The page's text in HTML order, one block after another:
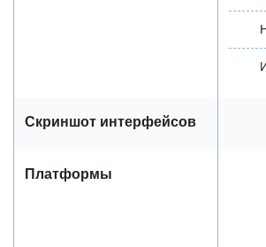
Скриншот интерфейсов
Платформы